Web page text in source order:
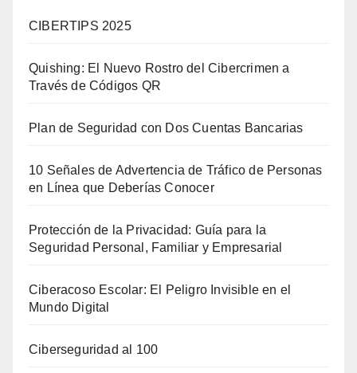
CIBERTIPS 2025
Quishing: El Nuevo Rostro del Cibercrimen a
Través de Códigos QR
Plan de Seguridad con Dos Cuentas Bancarias
10 Señales de Advertencia de Tráfico de Personas
en Línea que Deberías Conocer
Protección de la Privacidad: Guía para la
Seguridad Personal, Familiar y Empresarial
Ciberacoso Escolar: El Peligro Invisible en el
Mundo Digital
Ciberseguridad al 100